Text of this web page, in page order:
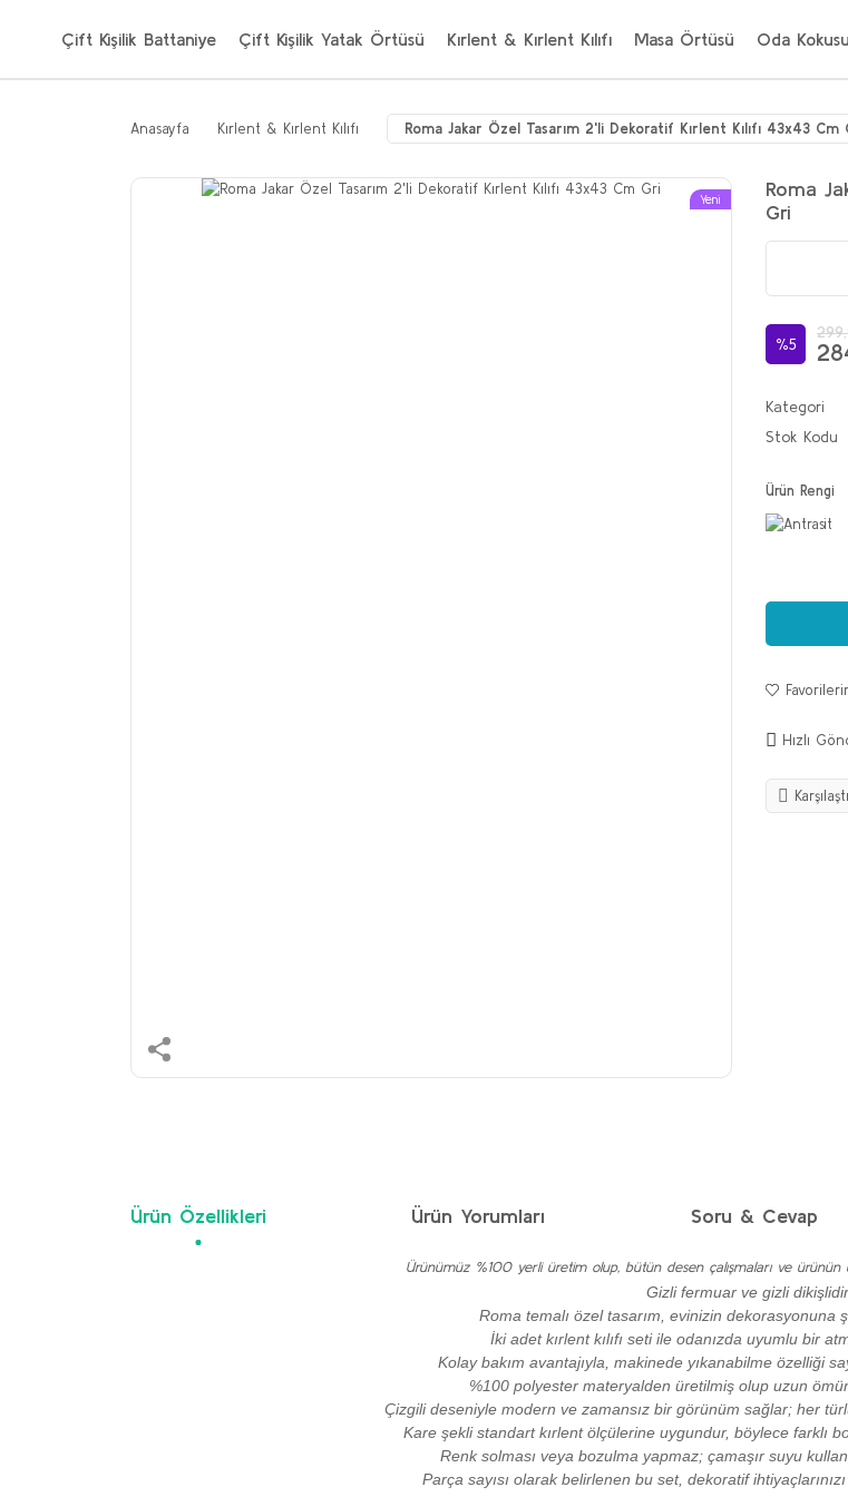
Çift Kişilik Battaniye Çift Kişilik Yatak Örtüsü Kırlent & Kırlent Kılıfı Masa Örtüsü Oda Kokusu
Anasayfa Kırlent & Kırlent Kılıfı Roma Jakar Özel Tasarım 2'li Dekoratif Kırlent Kılıfı 43x43 Cm
Yeni
Roma
Gri
%5
Kategori
Stok Kodu
Ürün Rengi
Hızlı
Ürün Özellikleri Ürün Yorumları Soru & Cevap
Ürünümüz %100 yerli üretim olup, bütün desen çalışmaları ve ürünün
Gizli fermuar ve gizli dikişlidir.
Roma temalı özel tasarım, evinizin dekorasyonuna
İki adet kırlent kılıfı seti ile odanızda uyumlu bir
Kolay bakım avantajıyla, makinede yıkanabilme özelliği
%100 polyester materyalden üretilmiş olup uzun
Çizgili deseniyle modern ve zamansız bir görünüm sağlar; her
Kare şekli standart kırlent ölçülerine uygundur, böylece farklı
Renk solması veya bozulma yapmaz; çamaşır suyu
Parça sayısı olarak belirlenen bu set, dekoratif